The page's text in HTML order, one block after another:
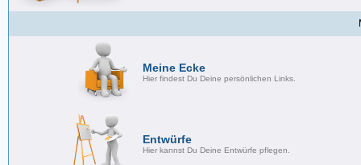
Meine Ecke
Hier findest Du Deine persönlichen Links.
Entwürfe
Hier kannst Du Deine Entwürfe pflegen.